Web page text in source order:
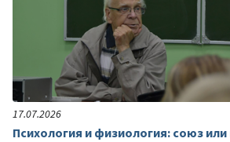
17.07.2026
Психология и физиология: союз